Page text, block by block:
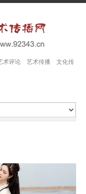
术评论 艺术传播 文化传